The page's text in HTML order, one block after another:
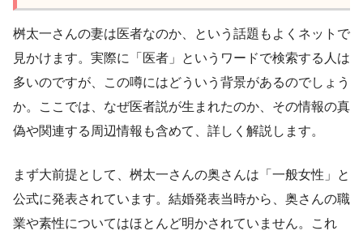
桝太一さんの妻は医者なのか、という話題もよくネットで
見かけます。実際に「医者」というワードで検索する人は
多いのですが、この噂にはどういう背景があるのでしょう
か。ここでは、なぜ医者説が生まれたのか、その情報の真
偽や関連する周辺情報も含めて、詳しく解説します。
まず大前提として、桝太一さんの奥さんは「一般女性」と
公式に発表されています。結婚発表当時から、奥さんの職
業や素性についてはほとんど明かされていません。これ